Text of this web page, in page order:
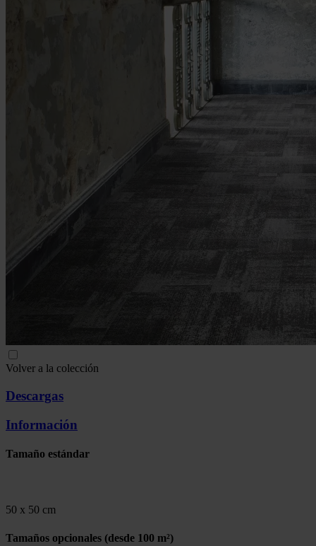
Volver a la colección
Descargas
Información
Tamaño estándar
50 x 50 cm
Tamaños opcionales (desde 100 m²)